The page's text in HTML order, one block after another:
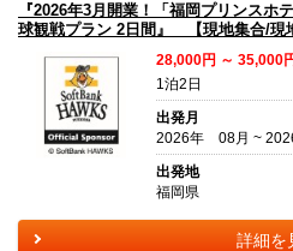
『2026年3月開業！「福岡プリンスホ
球観戦プラン 2日間』 【現地集合/現
28,000円 ～ 35,000
1泊2日
出発月
2026年 08月 ~
出発地
福岡県
詳細を